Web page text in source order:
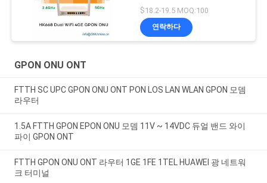
$18.2-19.5 MOQ:100
연락하다
GPON ONU ONT
FTTH SC UPC GPON ONU ONT PON LOS LAN WLAN GPON 모뎀
라우터
1.5A FTTH GPON EPON ONU 모뎀 11V ~ 14VDC 듀얼 밴드 와이
파이 GPON ONT
FTTH GPON ONU ONT 라우터 1GE 1FE 1TEL HUAWEI 광 네트워
크 터미널